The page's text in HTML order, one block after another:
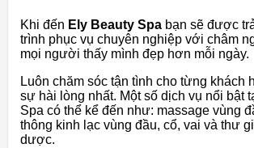
Khi đến Ely Beauty Spa bạn sẽ được
trình phục vụ chuyên nghiệp với châm
mọi người thấy mình đẹp hơn mỗi ngày.
Luôn chăm sóc tận tình cho từng khách
sự hài lòng nhất. Một số dịch vụ nổi bật
Spa có thể kể đến như: massage vùng
thông kinh lạc vùng đầu, cổ, vai và thư
dược.